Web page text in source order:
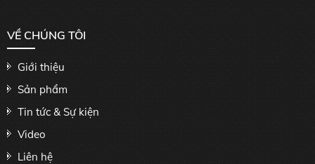
VỀ CHÚNG TÔI
Giới thiệu
Sản phẩm
Tin tức & Sự kiện
Video
Liên hệ